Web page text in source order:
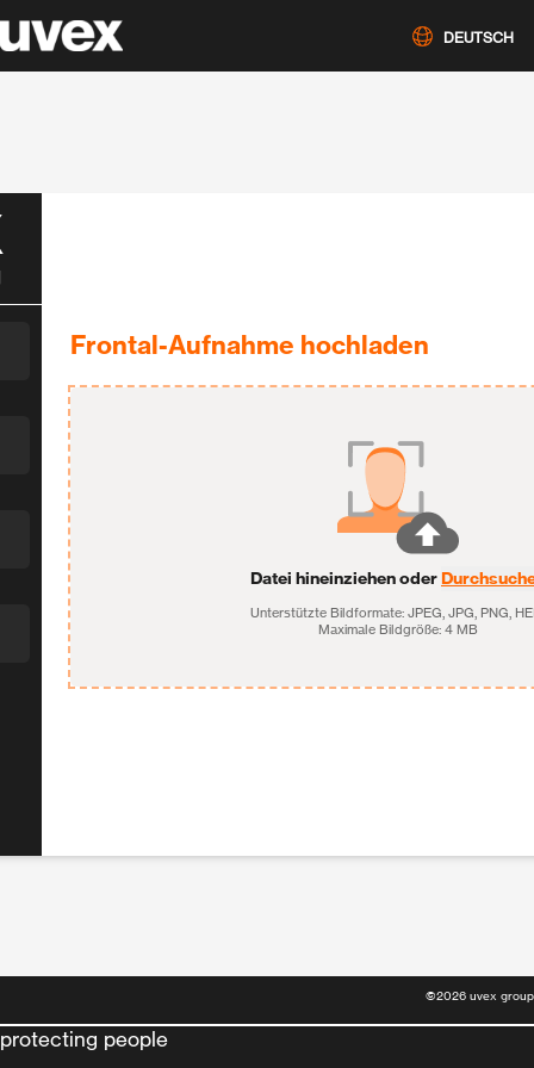
DEUTSCH
Frontal-Aufnahme hochladen
Datei hineinziehen oder
Unterstützte Bildformate: JPEG, JPG, PNG,
Maximale Bildgröße: 4 MB
©2026 uvex group
protecting people